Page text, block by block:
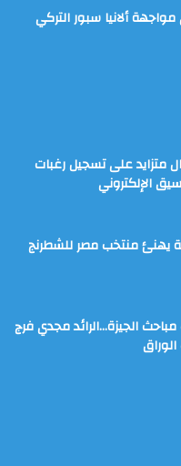
ألانيا سبور التركي
متزايد على تسجيل رغبات
الإلكتروني
يهنئ منتخب مصر للشطرنج
الجيزة…الرائد مجدي فرج